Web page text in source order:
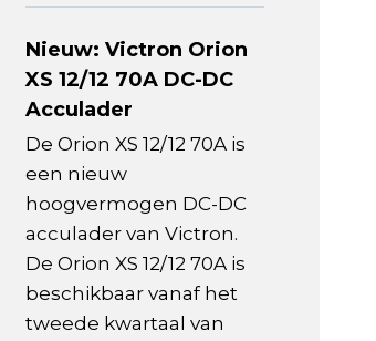
Nieuw: Victron Orion
XS 12/12 70A DC-DC
Acculader
De Orion XS 12/12 70A is
een nieuw
hoogvermogen DC-DC
acculader van Victron.
De Orion XS 12/12 70A is
beschikbaar vanaf het
tweede kwartaal van